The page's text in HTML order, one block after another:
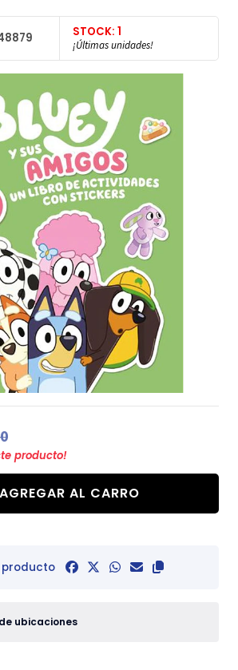
STOCK: 1
¡Últimas unidades!
producto!
AGREGAR AL CARRO
producto
ubicaciones